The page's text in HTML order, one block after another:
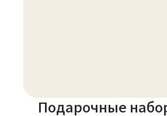
Подарочные